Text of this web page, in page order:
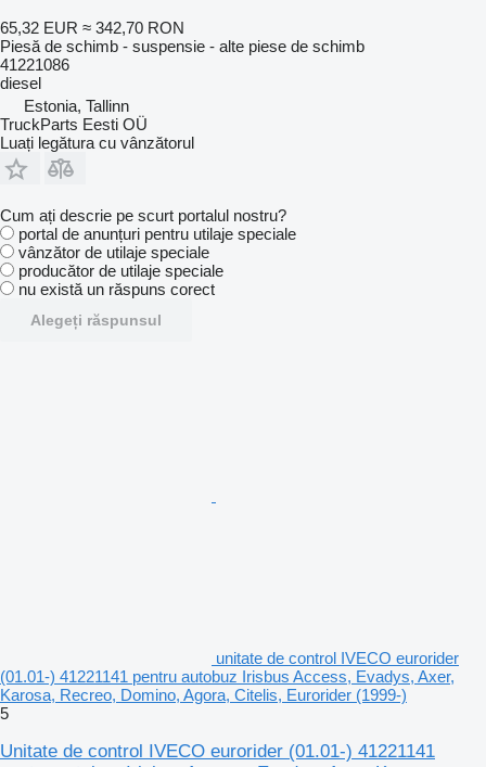
65,32 EUR ≈ 342,70 RON
Piesă de schimb - suspensie - alte piese de schimb
41221086
diesel
Estonia, Tallinn
TruckParts Eesti OÜ
Luați legătura cu vânzătorul
Cum ați descrie pe scurt portalul nostru?
portal de anunțuri pentru utilaje speciale
vânzător de utilaje speciale
producător de utilaje speciale
nu există un răspuns corect
Alegeți răspunsul
unitate de control IVECO eurorider
(01.01-) 41221141 pentru autobuz Irisbus Access, Evadys, Axer,
Karosa, Recreo, Domino, Agora, Citelis, Eurorider (1999-)
5
Unitate de control IVECO eurorider (01.01-) 41221141